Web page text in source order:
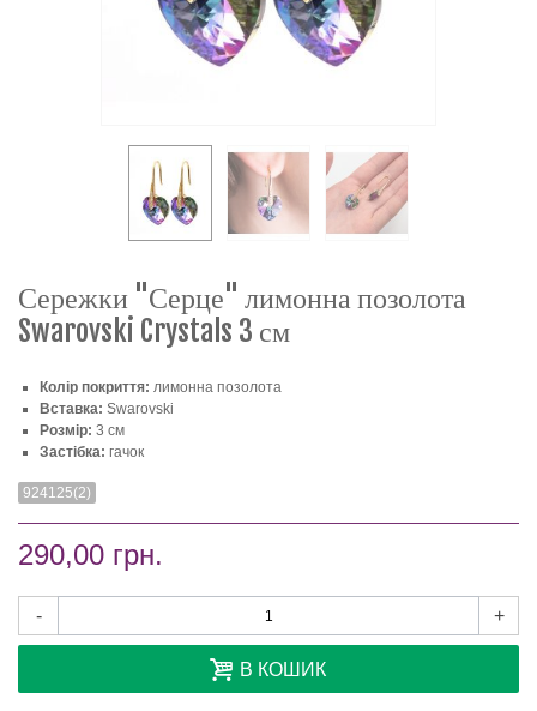
Сережки "Серце" лимонна позолота
Swarovski Crystals 3 см
Колір покриття: лимонна позолота
Вставка: Swarovski
Розмір: 3 см
Застібка: гачок
924125(2)
290,00 грн.
- +
В КОШИК